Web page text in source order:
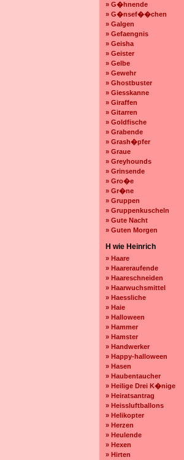
» G�hnende
» G�nsef��chen
» Galgen
» Gefaengnis
» Geisha
» Geister
» Gelbe
» Gewehr
» Ghostbuster
» Giesskanne
» Giraffen
» Gitarren
» Goldfische
» Grabende
» Grash�pfer
» Graue
» Greyhounds
» Grinsende
» Gro�e
» Gr�ne
» Gruppen
» Gruppenkuscheln
» Gute Nacht
» Guten Morgen
H wie Heinrich
» Haare
» Haareraufende
» Haareschneiden
» Haarwuchsmittel
» Haessliche
» Haie
» Halloween
» Hammer
» Hamster
» Handwerker
» Happy-halloween
» Hasen
» Haubentaucher
» Heilige Drei K�nige
» Heiratsantrag
» Heissluftballons
» Helikopter
» Herzen
» Heulende
» Hexen
» Hirten